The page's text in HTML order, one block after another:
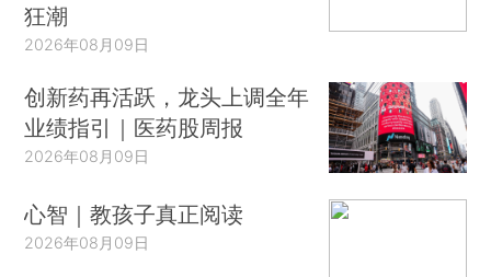
狂潮
2026年08月09日
创新药再活跃，龙头上调全年
业绩指引｜医药股周报
2026年08月09日
心智｜教孩子真正阅读
2026年08月09日